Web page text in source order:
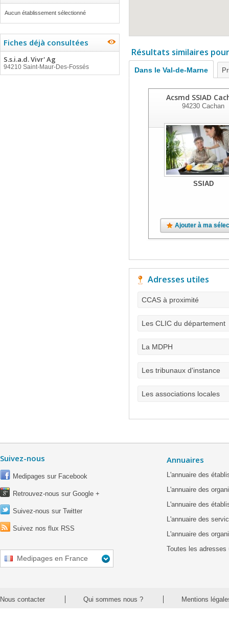
Aucun établissement sélectionné
Fiches déjà consultées
S.s.i.a.d. Vivr' Ag
94210 Saint-Maur-Des-Fossés
Résultats similaires
Dans le Val-de-Marne
Acsmd SSIAD
94230 Cachan
SSIAD
Ajouter à ma
Adresses utiles
CCAS à proximité
Les CLIC du département
La MDPH
Les tribunaux d'instance
Les associations locales
Suivez-nous
Medipages sur Facebook
Retrouvez-nous sur Google +
Suivez-nous sur Twitter
Suivez nos flux RSS
Medipages en France
Annuaires
L'annuaire des
L'annuaire des
L'annuaire des
L'annuaire des
L'annuaire des
Toutes les adresses
Nous contacter Qui sommes nous ? Mentions